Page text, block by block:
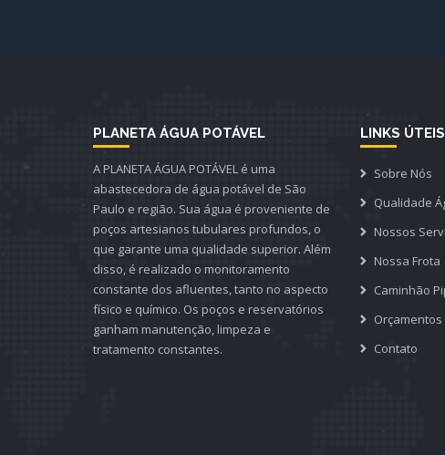
PLANETA ÁGUA POTÁVEL
A PLANETA ÁGUA POTÁVEL é uma
abastecedora de água potável de São
Paulo e região. Sua água é proveniente de
poços artesianos tubulares profundos, o
que garante uma qualidade superior. Além
disso, é realizado o monitoramento
constante dos afluentes, tanto no aspecto
físico e químico. Os poços e reservatórios
ganham manutenção, limpeza e
tratamento constantes.
LINKS ÚTEIS
Sobre Nós
Qualidade
Nossos
Nossa Frota
Caminhão
Orçamentos
Contato